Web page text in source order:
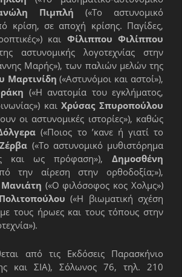
Πιμπλή («Το αστυνομικό
κρίση, σε αποχή κρίσης. Παγίδες,
και Φίλιππου Φιλίππου
αστυνομικής λογοτεχνίας στην
Μαρής»), των παλιών μελών της
Μαρτινίδη («Αστυνόμοι και αστοί»),
(«Η ανατομία του εγκλήματος,
καιΧρύσας Σπυροπούλου
οι αστυνομικές ιστορίες»), καθώς
(«Ποιος το ’κανε ή γιατί το
(«Το αστυνομικό μυθιστόρημα
και ως πρόφαση»), Δημοσθένη
την αίρεση στην ορθοδοξία;»),
(«Ο φιλόσοφος κος Χολμς»)
(«Η βιωματική σχέση
τους ήρωες και τους τόπους στην
από τις Εκδόσεις Παρασκήνιο
και ΣΙΑ), Σόλωνος 76, τηλ. 210